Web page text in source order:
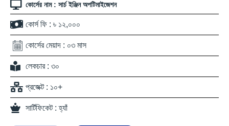
কোর্সের নাম : সার্চ ইঞ্জিন অপটিমাইজেশন
কোর্স ফি : ৳ ১২,০০০
কোর্সের মেয়াদ : ০৩ মাস
লেকচার : ৩০
প্রজেক্ট : ১০+
সার্টিফিকেট : হ্যাঁ